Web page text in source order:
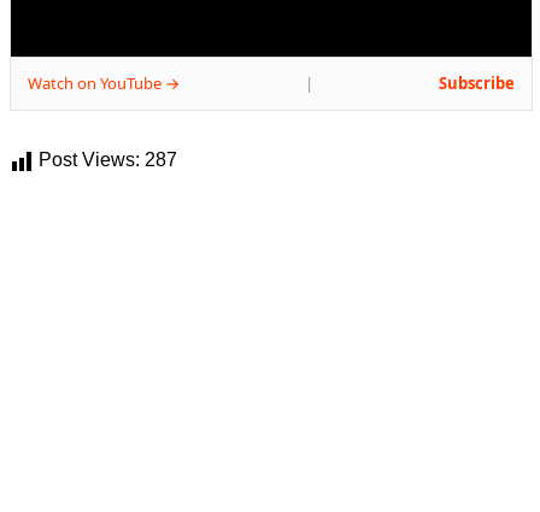
Watch on YouTube → | Subscribe
Post Views: 287